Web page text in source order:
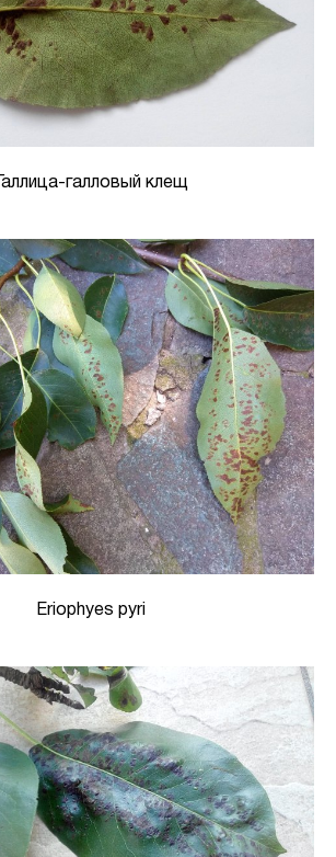
Галлица-галловый клещ
Eriophyes pyri